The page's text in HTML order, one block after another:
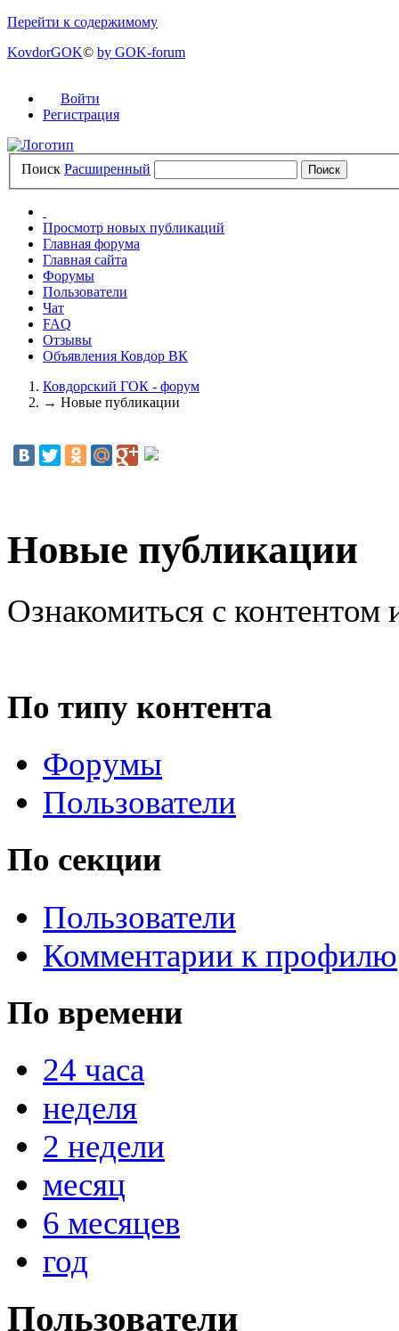
Перейти к содержимому
KovdorGOK© by GOK-forum
Войти
Регистрация
Поиск Расширенный
Просмотр новых публикаций
Главная форума
Главная сайта
Форумы
Пользователи
Чат
FAQ
Отзывы
Объявления Ковдор ВК
Ковдорский ГОК - форум
→ Новые публикации
Новые публикации
Ознакомиться с контентом
По типу контента
Форумы
Пользователи
По секции
Пользователи
Комментарии к профилю
По времени
24 часа
неделя
2 недели
месяц
6 месяцев
год
Пользователи